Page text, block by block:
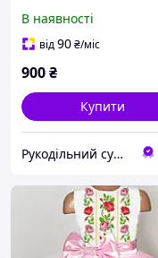
В наявності
від90₴/міс
900₴
Купити
Рукодільний сундучок